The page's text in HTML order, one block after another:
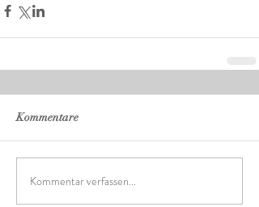
Kommentare
Kommentar verfassen...